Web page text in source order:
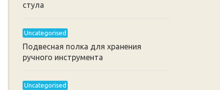
стула
Uncategorised
Подвесная полка для хранения
ручного инструмента
Uncategorised